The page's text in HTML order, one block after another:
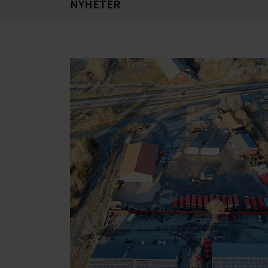
NYHETER